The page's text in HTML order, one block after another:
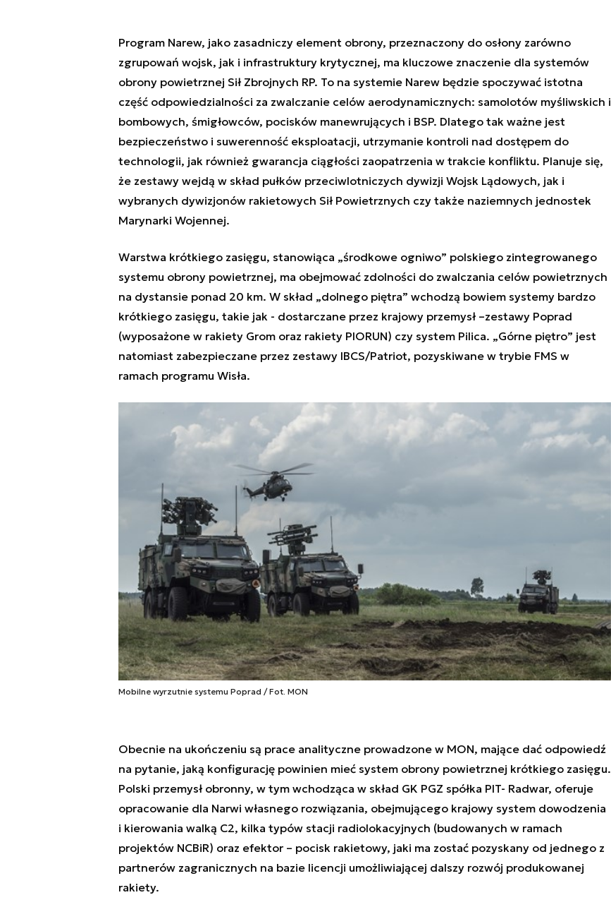
Program Narew, jako zasadniczy element obrony, przeznaczony do osłony zarówno
zgrupowań wojsk, jak i infrastruktury krytycznej, ma kluczowe znaczenie dla systemów
obrony powietrznej Sił Zbrojnych RP. To na systemie Narew będzie spoczywać istotna
część odpowiedzialności za zwalczanie celów aerodynamicznych: samolotów myśliwskich i
bombowych, śmigłowców, pocisków manewrujących i BSP. Dlatego tak ważne jest
bezpieczeństwo i suwerenność eksploatacji, utrzymanie kontroli nad dostępem do
technologii, jak również gwarancja ciągłości zaopatrzenia w trakcie konfliktu. Planuje się,
że zestawy wejdą w skład pułków przeciwlotniczych dywizji Wojsk Lądowych, jak i
wybranych dywizjonów rakietowych Sił Powietrznych czy także naziemnych jednostek
Marynarki Wojennej.
Warstwa krótkiego zasięgu, stanowiąca „środkowe ogniwo” polskiego zintegrowanego
systemu obrony powietrznej, ma obejmować zdolności do zwalczania celów powietrznych
na dystansie ponad 20 km. W skład „dolnego piętra” wchodzą bowiem systemy bardzo
krótkiego zasięgu, takie jak - dostarczane przez krajowy przemysł –zestawy Poprad
(wyposażone w rakiety Grom oraz rakiety PIORUN) czy system Pilica. „Górne piętro” jest
natomiast zabezpieczane przez zestawy IBCS/Patriot, pozyskiwane w trybie FMS w
ramach programu Wisła.
Mobilne wyrzutnie systemu Poprad / Fot. MON
Obecnie na ukończeniu są prace analityczne prowadzone w MON, mające dać odpowiedź
na pytanie, jaką konfigurację powinien mieć system obrony powietrznej krótkiego zasięgu.
Polski przemysł obronny, w tym wchodząca w skład GK PGZ spółka PIT- Radwar, oferuje
opracowanie dla Narwi własnego rozwiązania, obejmującego krajowy system dowodzenia
i kierowania walką C2, kilka typów stacji radiolokacyjnych (budowanych w ramach
projektów NCBiR) oraz efektor – pocisk rakietowy, jaki ma zostać pozyskany od jednego z
partnerów zagranicznych na bazie licencji umożliwiającej dalszy rozwój produkowanej
rakiety.